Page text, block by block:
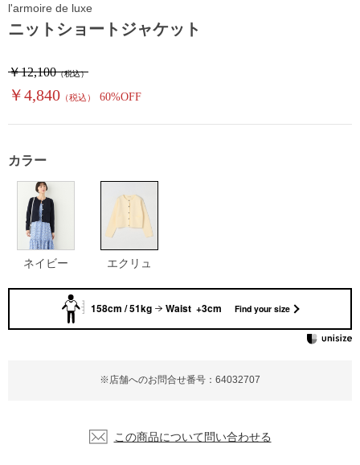
ニットショートジャケット
￥12,100（税込）
￥4,840 （税込） 60%OFF
※店舗へのお問合せ番号：64032707
l'armoire de luxe
カラー
ネイビー エクリュ
この商品について問い合わせる
158cm / 51kg Waist +3cm Find your size